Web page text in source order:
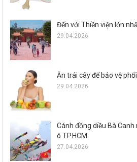
Đến với Thiền viện lớn
29.04.2026
Ăn trái cây để bảo vệ
29.04.2026
Cánh đồng diều Bà
ô TP.HCM
27.04.2026